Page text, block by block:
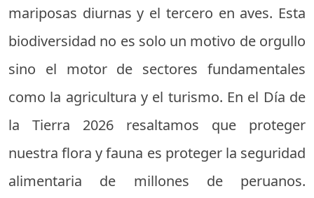
mariposas diurnas y el tercero en aves. Esta
biodiversidad no es solo un motivo de orgullo
sino el motor de sectores fundamentales
como la agricultura y el turismo. En el Día de
la Tierra 2026 resaltamos que proteger
nuestra flora y fauna es proteger la seguridad
alimentaria de millones de peruanos.